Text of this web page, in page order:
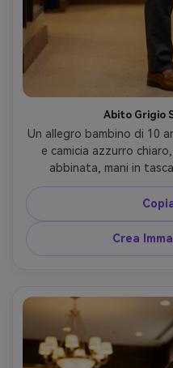
Abito Grigio
Un allegro bambino di 10
e camicia azzurro
abbinata, mani in
silhouette che crea sulla
ai gomiti;
illuminazione calda
a tre quarti, messa a
Crea